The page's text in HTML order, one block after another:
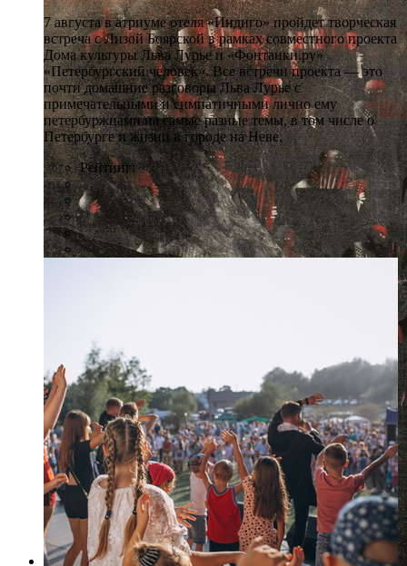
7 августа в атриуме отеля «Индиго» пройдет творческая
встреча с Лизой Боярской в рамках совместного проекта
Дома культуры Льва Лурье и «Фонтанки.ру»
«Петербургский человек». Все встречи проекта — это
почти домашние разговоры Льва Лурье с
примечательными и симпатичными лично ему
петербуржцами на самые разные темы, в том числе о
Петербурге и жизни в городе на Неве.
Рейтинг: